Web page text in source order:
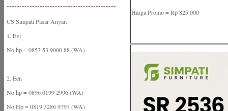
-------------------------------------------
CS Simpati Pasar Anyar:
1. Evi
No hp = 0853 53 9000 88 (WA)
2. Een
No hp = 0896 0199 2996 (WA)
No Hp = 0819 3286 9797 (WA)
Harga Promo = Rp 825.000